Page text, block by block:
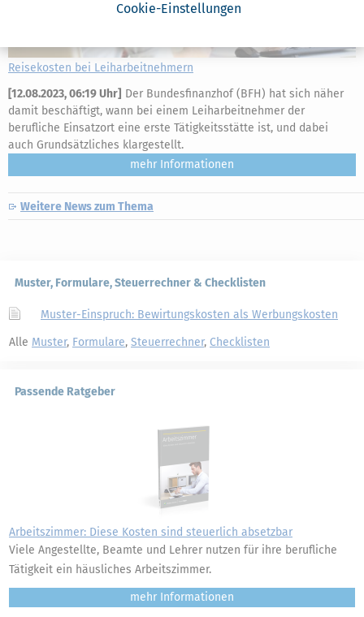
Cookie-Einstellungen
Reisekosten bei Leiharbeitnehmern
[12.08.2023, 06:19 Uhr] Der Bundesfinanzhof (BFH) hat sich näher
damit beschäftigt, wann bei einem Leiharbeitnehmer der
berufliche Einsatzort eine erste Tätigkeitsstätte ist, und dabei
auch Grundsätzliches klargestellt.
mehr
Weitere News zum Thema
Muster, Formulare, Steuerrechner & Checklisten
Muster-Einspruch: Bewirtungskosten als Werbungskosten
Alle Muster, Formulare, Steuerrechner, Checklisten
Passende Ratgeber
Arbeitszimmer: Diese Kosten sind steuerlich absetzbar
Viele Angestellte, Beamte und Lehrer nutzen für ihre berufliche
Tätigkeit ein häusliches Arbeitszimmer.
mehr